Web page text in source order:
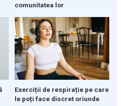
comunitatea lor
Exerciții de respirație pe care
le poți face discret oriunde